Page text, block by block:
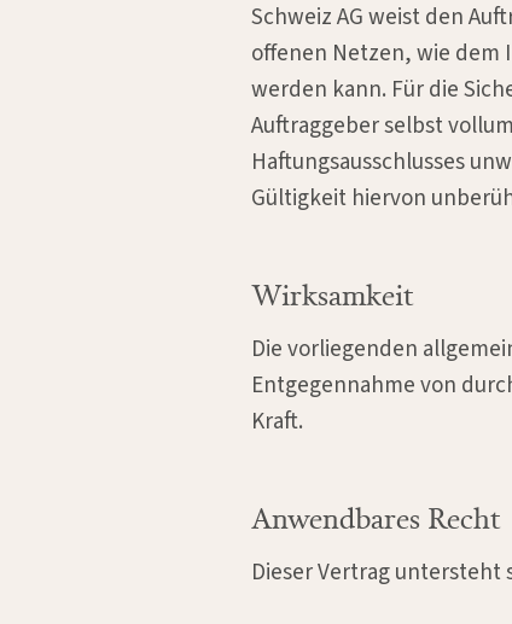
Schweiz AG weist den
offenen Netzen, wie
werden kann. Für die
Auftraggeber selbst
Haftungsausschlusses
Gültigkeit hiervon
Wirksamkeit
Die vorliegenden
Entgegennahme von
Kraft.
Anwendbares Recht
Dieser Vertrag untersteht